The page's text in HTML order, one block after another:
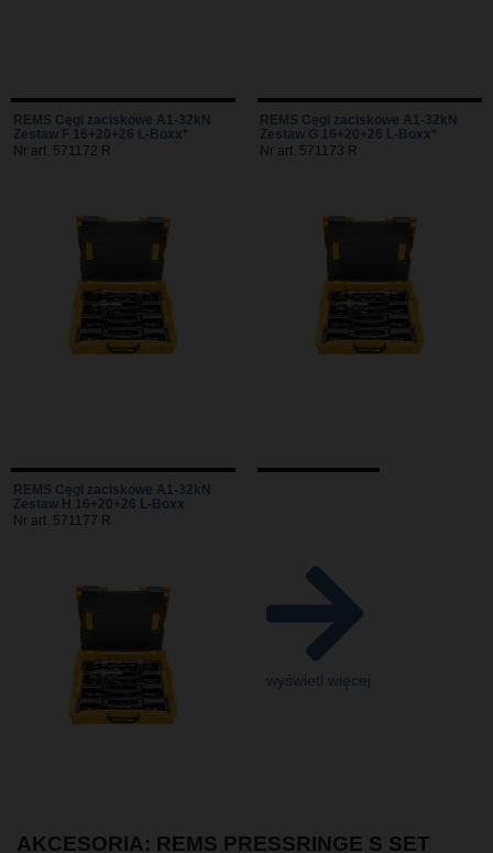
REMS Cęgi zaciskowe A1-32kN
Zestaw F 16+20+26 L-Boxx*
Nr art. 571172 R
REMS Cęgi zaciskowe A1-32kN
Zestaw G 16+20+26 L-Boxx*
Nr art. 571173 R
REMS Cęgi zaciskowe A1-32kN
Zestaw H 16+20+26 L-Boxx
Nr art. 571177 R
wyświetl więcej
AKCESORIA: REMS PRESSRINGE S SET